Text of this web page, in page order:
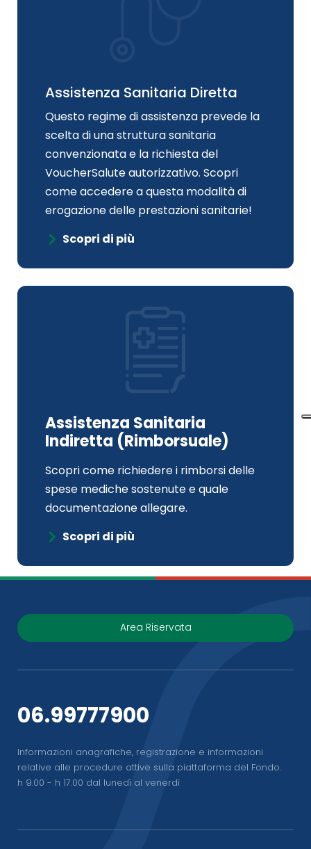
Assistenza Sanitaria Diretta
Questo regime di assistenza prevede la
scelta di una struttura sanitaria
convenzionata e la richiesta del
VoucherSalute autorizzativo. Scopri
come accedere a questa modalità di
erogazione delle prestazioni sanitarie!
Scopri di più
Assistenza Sanitaria
Indiretta (Rimborsuale)
Scopri come richiedere i rimborsi delle
spese mediche sostenute e quale
documentazione allegare.
Scopri di più
Area Riservata
06.99777900
Informazioni anagrafiche, registrazione e informazioni
relative alle procedure attive sulla piattaforma del Fondo.
h 9.00 - h 17.00 dal lunedì al venerdì